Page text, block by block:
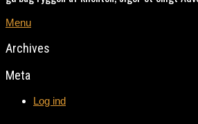
Menu
Archives
Meta
Log ind